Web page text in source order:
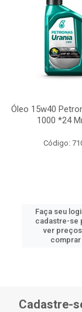
Óleo 15w40
1000 *24
Código:
Faça seu
cadastre-se
ver
comprar
Cadastre-